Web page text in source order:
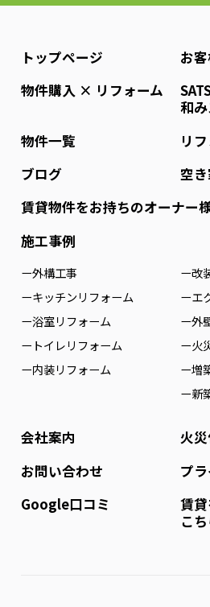
トップページ
お
物件購入 × リフォーム
和
物件一覧
リ
ブログ
空
賃貸物件をお持ちのオーナー
施工事例
ー外構工事
ーキッチンリフォーム
ー浴室リフォーム
ートイレリフォーム
ー内装リフォーム
ー改
ーエ
ー外
ー火
ー増
ー新
会社案内
火
お問い合わせ
プ
Google口コミ
賃
こ